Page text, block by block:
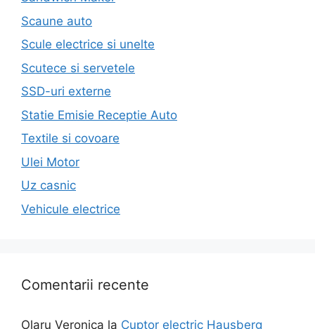
Scaune auto
Scule electrice si unelte
Scutece si servetele
SSD-uri externe
Statie Emisie Receptie Auto
Textile si covoare
Ulei Motor
Uz casnic
Vehicule electrice
Comentarii recente
Olaru Veronica la Cuptor electric Hausberg